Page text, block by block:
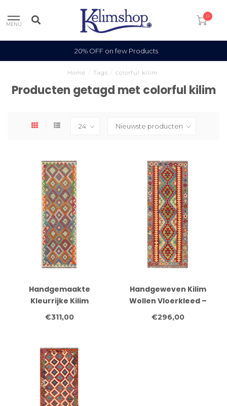
MENU
0
20% OFF on few Products
Home Tags colorful kilim
Producten getagd met colorful kilim
Handgemaakte
Kleurrijke Kilim
Vloerkleed –
€311,00
Handgeweven Kilim
Wollen Vloerkleed –
Tribaal Geometrisch
€296,00